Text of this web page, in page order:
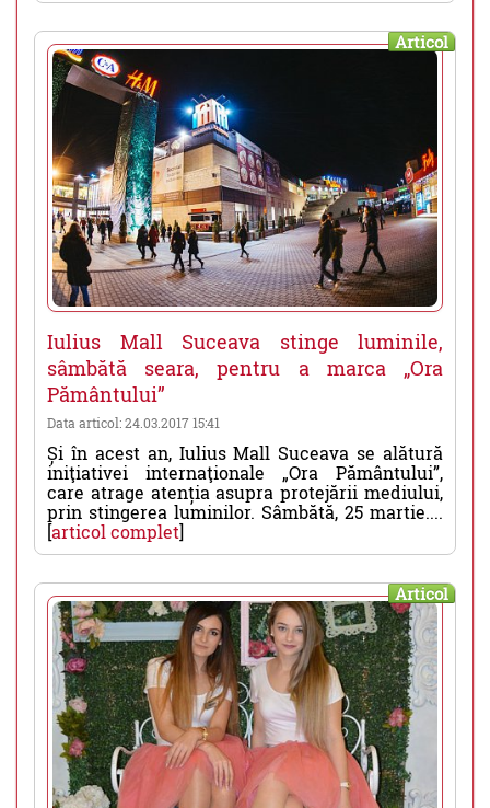
Articol
Iulius Mall Suceava stinge luminile,
sâmbătă seara, pentru a marca „Ora
Pământului”
Data articol: 24.03.2017 15:41
Și în acest an, Iulius Mall Suceava se alătură
iniţiativei internaţionale „Ora Pământului”,
care atrage atenția asupra protejării mediului,
prin stingerea luminilor. Sâmbătă, 25 martie....
[articol complet]
Articol